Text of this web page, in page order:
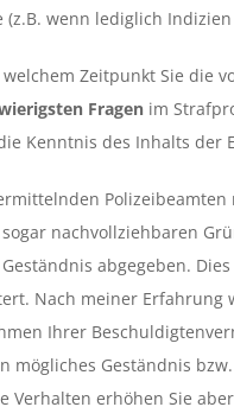
(z.B. wenn lediglich
Zeitpunkt Sie die
Fragen im
Kenntnis des Inhalts der
nachvollziehbaren
abgegeben.
Nach meiner Erfahrung
Ihrer
mögliches Geständnis
Verhalten erhöhen Sie